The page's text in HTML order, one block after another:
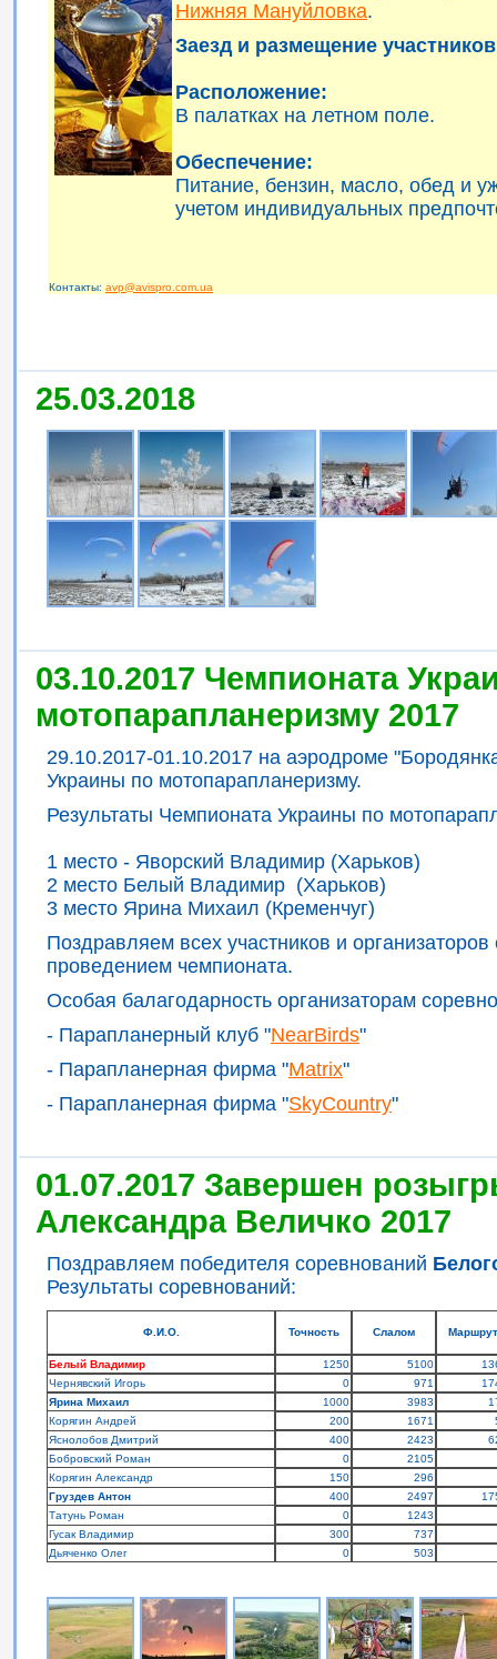
Нижняя Мануйловка.
Заезд и размещение
Расположение:
В палатках на летном поле.
Обеспечение:
Питание, бензин, масло, обед и
учетом индивидуальных
Контакты: avp@avispro.com.ua
25.03.2018
03.10.2017 Чемпионата
мотопарапланеризму 2017
29.10.2017-01.10.2017 на аэродроме
Украины по мотопарапланеризму.
Результаты Чемпионата Украины по
1 место - Яворский Владимир (Харьков)
2 место Белый Владимир (Харьков)
3 место Ярина Михаил (Кременчуг)
Поздравляем всех участников и
проведением чемпионата.
Особая балагодарность организаторам
- Парапланерный клуб "NearBirds"
- Парапланерная фирма "Matrix"
- Парапланерная фирма "SkyCountry"
01.07.2017 Завершен
Александра Величко 2017
Поздравляем победителя соревнований
Результаты соревнований:
Ф.И.О. Точность Слалом Маршрут
Белый Владимир 1250 5100
Чернявский Игорь
0 971
Ярина Михаил
1000 3983
Корягин Андрей
200 1671
Яснолобов Дмитрий
400 2423
Бобровский Роман
0
2105
Корягин Александр
150
296
Груздев Антон
400 2497
Татунь Роман
0
1243
Гусак Владимир
300
737
Дьяченко Олег
0 503